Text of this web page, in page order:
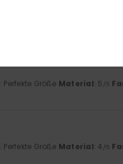
: Perfekte Größe Material: 5 /5
: Perfekte Größe Material: 4 /5